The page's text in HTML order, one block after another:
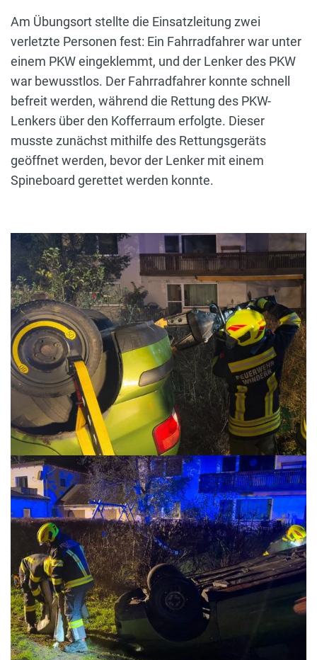
Am Übungsort stellte die Einsatzleitung zwei
verletzte Personen fest: Ein Fahrradfahrer war unter
einem PKW eingeklemmt, und der Lenker des PKW
war bewusstlos. Der Fahrradfahrer konnte schnell
befreit werden, während die Rettung des PKW-
Lenkers über den Kofferraum erfolgte. Dieser
musste zunächst mithilfe des Rettungsgeräts
geöffnet werden, bevor der Lenker mit einem
Spineboard gerettet werden konnte.